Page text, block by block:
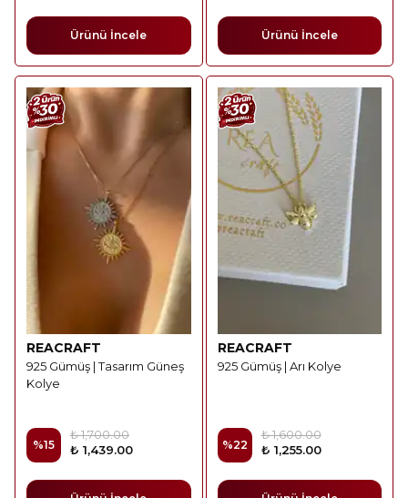
Ürünü İncele Ürünü İncele
REACRAFT
925 Gümüş | Tasarım Güneş
Kolye
%15
₺ 1,700.00
₺ 1,439.00
REACRAFT
925 Gümüş | Arı Kolye
%22
₺ 1,600.00
₺ 1,255.00